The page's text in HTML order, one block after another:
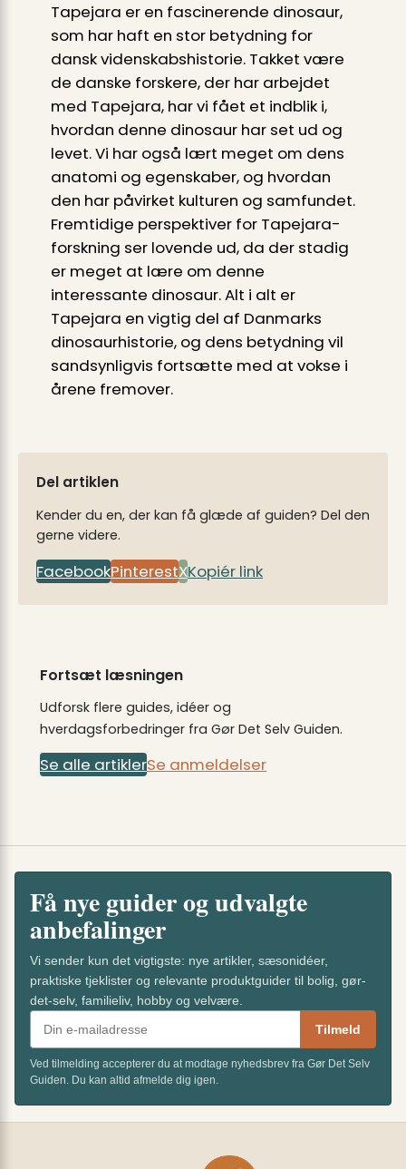
Tapejara er en fascinerende dinosaur,
som har haft en stor betydning for
dansk videnskabshistorie. Takket være
de danske forskere, der har arbejdet
med Tapejara, har vi fået et indblik i,
hvordan denne dinosaur har set ud og
levet. Vi har også lært meget om dens
anatomi og egenskaber, og hvordan
den har påvirket kulturen og samfundet.
Fremtidige perspektiver for Tapejara-
forskning ser lovende ud, da der stadig
er meget at lære om denne
interessante dinosaur. Alt i alt er
Tapejara en vigtig del af Danmarks
dinosaurhistorie, og dens betydning vil
sandsynligvis fortsætte med at vokse i
årene fremover.
Del artiklen
Kender du en, der kan få glæde af guiden? Del den
gerne videre.
FacebookPinterestXKopiér link
Fortsæt læsningen
Udforsk flere guides, idéer og
hverdagsforbedringer fra Gør Det Selv Guiden.
Se alle artiklerSe anmeldelser
Få nye guider og udvalgte
anbefalinger
Vi sender kun det vigtigste: nye artikler, sæsonidéer,
praktiske tjeklister og relevante produktguider til bolig, gør-
det-selv, familieliv, hobby og velvære.
Tilmeld
Ved tilmelding accepterer du at modtage nyhedsbrev fra Gør Det Selv
Guiden. Du kan altid afmelde dig igen.